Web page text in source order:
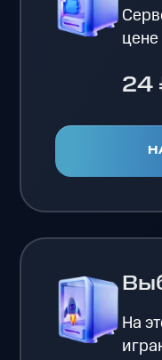
цене
24
На